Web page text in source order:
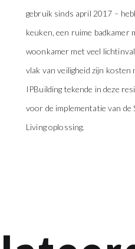
gebruik sinds april 2017 –
keuken, een ruime badkamer
woonkamer met veel
vlak van veiligheid zijn kosten
IPBuilding tekende in deze
voor de implementatie van
Living oplossing.